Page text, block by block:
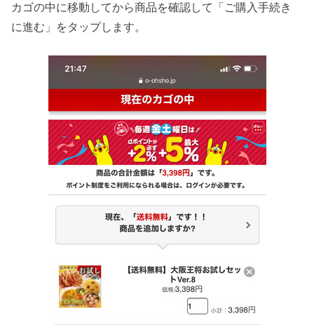
カゴの中に移動してから商品を確認して「ご購入手続き
に進む」をタップします。